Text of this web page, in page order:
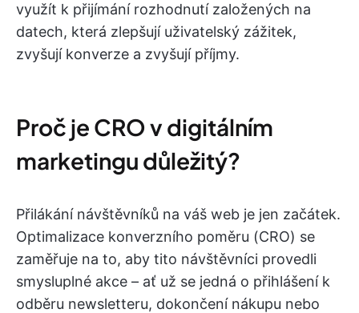
využít k přijímání rozhodnutí založených na
datech, která zlepšují uživatelský zážitek,
zvyšují konverze a zvyšují příjmy.
Proč je CRO v digitálním
marketingu důležitý?
Přilákání návštěvníků na váš web je jen začátek.
Optimalizace konverzního poměru (CRO) se
zaměřuje na to, aby tito návštěvníci provedli
smysluplné akce – ať už se jedná o přihlášení k
odběru newsletteru, dokončení nákupu nebo